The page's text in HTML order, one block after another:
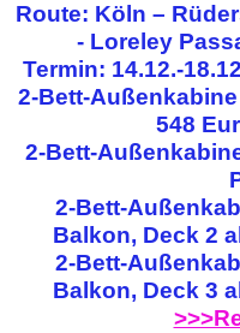
Route: Köln –
- Loreley
Termin: 14.12.-
2-Bett-
548
2-Bett-
2-Bett-
Balkon, Deck 2
2-Bett-
Balkon, Deck 3